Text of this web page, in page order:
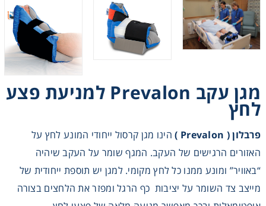
מגן עקב Prevalon למניעת פצע
לחץ
פרבלון ( Prevalon )
הינו מגן קרסול ייחודי המונע לחץ על
האזורים הרגישים של העקב. המגף שומר על העקב שיהיה
“באוויר” ומונע ממנו כל לחץ מקומי. למגן יש תוספת ייחודית של
מייצב צד השומר על יציבות כף הרגל ומפזר את הלחצים בצורה
Sample Preparation
Shaking & Stirring
Thermometry
Washing
Chromatography